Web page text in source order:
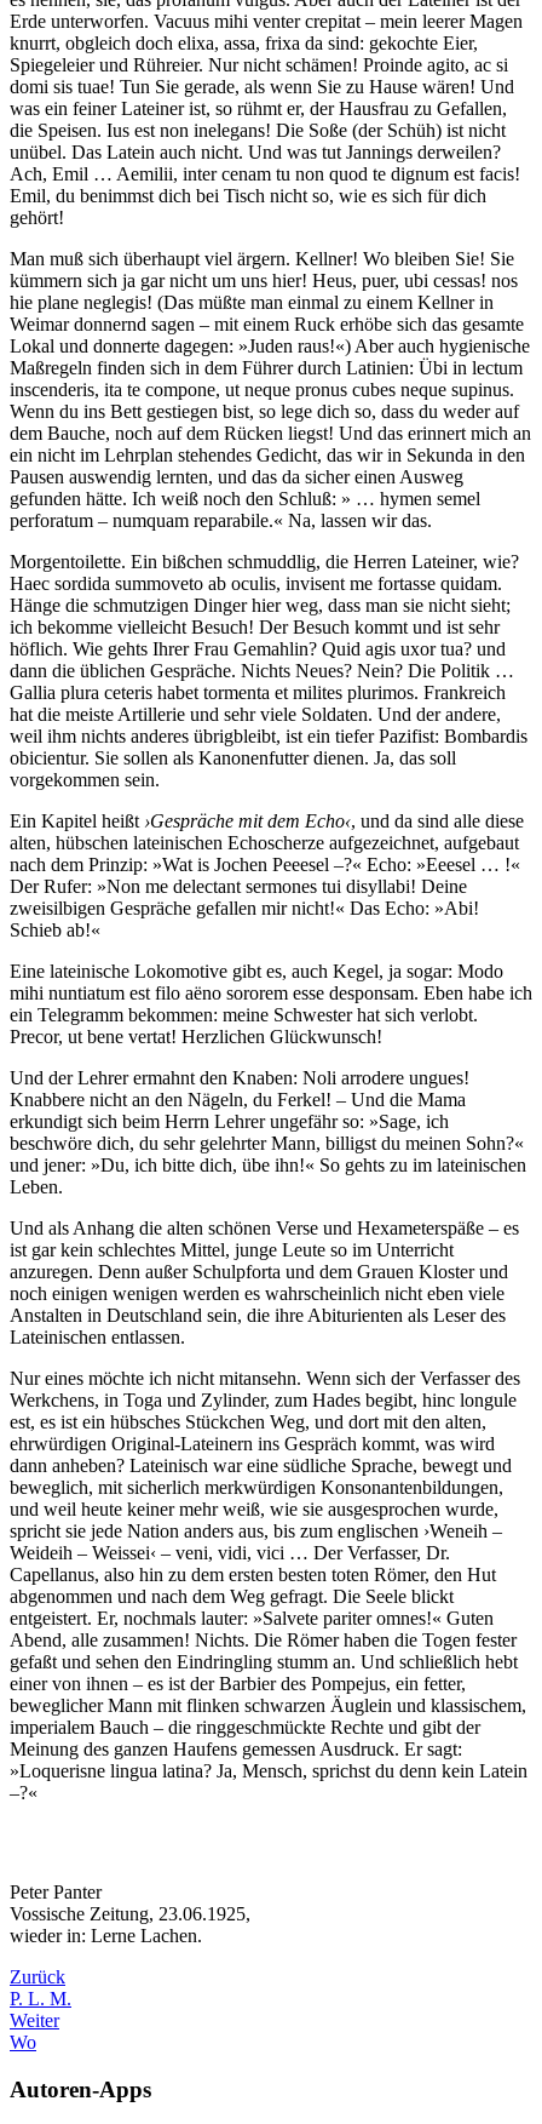
Erde unterworfen. Vacuus mihi venter crepitat – mein leerer Magen
knurrt, obgleich doch elixa, assa, frixa da sind: gekochte Eier,
Spiegeleier und Rühreier. Nur nicht schämen! Proinde agito, ac si
domi sis tuae! Tun Sie gerade, als wenn Sie zu Hause wären! Und
was ein feiner Lateiner ist, so rühmt er, der Hausfrau zu Gefallen,
die Speisen. Ius est non inelegans! Die Soße (der Schüh) ist nicht
unübel. Das Latein auch nicht. Und was tut Jannings derweilen?
Ach, Emil … Aemilii, inter cenam tu non quod te dignum est facis!
Emil, du benimmst dich bei Tisch nicht so, wie es sich für dich
gehört!
Man muß sich überhaupt viel ärgern. Kellner! Wo bleiben Sie! Sie
kümmern sich ja gar nicht um uns hier! Heus, puer, ubi cessas! nos
hie plane neglegis! (Das müßte man einmal zu einem Kellner in
Weimar donnernd sagen – mit einem Ruck erhöbe sich das gesamte
Lokal und donnerte dagegen: »Juden raus!«) Aber auch hygienische
Maßregeln finden sich in dem Führer durch Latinien: Übi in lectum
inscenderis, ita te compone, ut neque pronus cubes neque supinus.
Wenn du ins Bett gestiegen bist, so lege dich so, dass du weder auf
dem Bauche, noch auf dem Rücken liegst! Und das erinnert mich an
ein nicht im Lehrplan stehendes Gedicht, das wir in Sekunda in den
Pausen auswendig lernten, und das da sicher einen Ausweg
gefunden hätte. Ich weiß noch den Schluß: » … hymen semel
perforatum – numquam reparabile.« Na, lassen wir das.
Morgentoilette. Ein bißchen schmuddlig, die Herren Lateiner, wie?
Haec sordida summoveto ab oculis, invisent me fortasse quidam.
Hänge die schmutzigen Dinger hier weg, dass man sie nicht sieht;
ich bekomme vielleicht Besuch! Der Besuch kommt und ist sehr
höflich. Wie gehts Ihrer Frau Gemahlin? Quid agis uxor tua? und
dann die üblichen Gespräche. Nichts Neues? Nein? Die Politik …
Gallia plura ceteris habet tormenta et milites plurimos. Frankreich
hat die meiste Artillerie und sehr viele Soldaten. Und der andere,
weil ihm nichts anderes übrigbleibt, ist ein tiefer Pazifist: Bombardis
obicientur. Sie sollen als Kanonenfutter dienen. Ja, das soll
vorgekommen sein.
Ein Kapitel heißt ›Gespräche mit dem Echo‹, und da sind alle diese
alten, hübschen lateinischen Echoscherze aufgezeichnet, aufgebaut
nach dem Prinzip: »Wat is Jochen Peeesel –?« Echo: »Eeesel … !«
Der Rufer: »Non me delectant sermones tui disyllabi! Deine
zweisilbigen Gespräche gefallen mir nicht!« Das Echo: »Abi!
Schieb ab!«
Eine lateinische Lokomotive gibt es, auch Kegel, ja sogar: Modo
mihi nuntiatum est filo aëno sororem esse desponsam. Eben habe ich
ein Telegramm bekommen: meine Schwester hat sich verlobt.
Precor, ut bene vertat! Herzlichen Glückwunsch!
Und der Lehrer ermahnt den Knaben: Noli arrodere ungues!
Knabbere nicht an den Nägeln, du Ferkel! – Und die Mama
erkundigt sich beim Herrn Lehrer ungefähr so: »Sage, ich
beschwöre dich, du sehr gelehrter Mann, billigst du meinen Sohn?«
und jener: »Du, ich bitte dich, übe ihn!« So gehts zu im lateinischen
Leben.
Und als Anhang die alten schönen Verse und Hexameterspäße – es
ist gar kein schlechtes Mittel, junge Leute so im Unterricht
anzuregen. Denn außer Schulpforta und dem Grauen Kloster und
noch einigen wenigen werden es wahrscheinlich nicht eben viele
Anstalten in Deutschland sein, die ihre Abiturienten als Leser des
Lateinischen entlassen.
Nur eines möchte ich nicht mitansehn. Wenn sich der Verfasser des
Werkchens, in Toga und Zylinder, zum Hades begibt, hinc longule
est, es ist ein hübsches Stückchen Weg, und dort mit den alten,
ehrwürdigen Original-Lateinern ins Gespräch kommt, was wird
dann anheben? Lateinisch war eine südliche Sprache, bewegt und
beweglich, mit sicherlich merkwürdigen Konsonantenbildungen,
und weil heute keiner mehr weiß, wie sie ausgesprochen wurde,
spricht sie jede Nation anders aus, bis zum englischen ›Weneih –
Weideih – Weissei‹ – veni, vidi, vici … Der Verfasser, Dr.
Capellanus, also hin zu dem ersten besten toten Römer, den Hut
abgenommen und nach dem Weg gefragt. Die Seele blickt
entgeistert. Er, nochmals lauter: »Salvete pariter omnes!« Guten
Abend, alle zusammen! Nichts. Die Römer haben die Togen fester
gefaßt und sehen den Eindringling stumm an. Und schließlich hebt
einer von ihnen – es ist der Barbier des Pompejus, ein fetter,
beweglicher Mann mit flinken schwarzen Äuglein und klassischem,
imperialem Bauch – die ringgeschmückte Rechte und gibt der
Meinung des ganzen Haufens gemessen Ausdruck. Er sagt:
»Loquerisne lingua latina? Ja, Mensch, sprichst du denn kein Latein
–?«
Peter Panter
Vossische Zeitung, 23.06.1925,
wieder in: Lerne Lachen.
Zurück
P. L. M.
Weiter
Wo
Autoren-Apps